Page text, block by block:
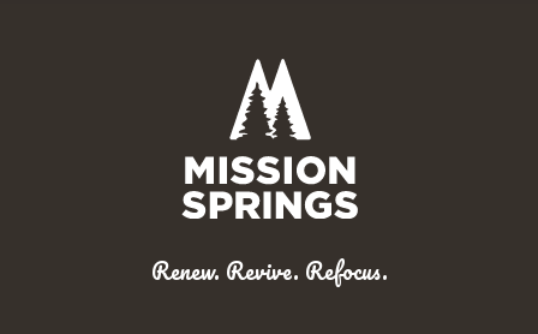
Renew. Revive. Refocus.